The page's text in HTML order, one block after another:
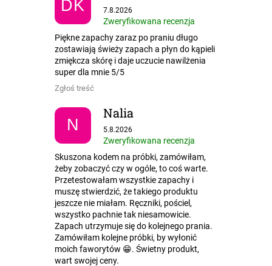
DK Ocena sklepu to 5 na 5 gwiazdek.
7.8.2026
Zweryfikowana recenzja
Piękne zapachy zaraz po praniu długo
zostawiają świeży zapach a płyn do kąpieli
zmiękcza skórę i daje uczucie nawilżenia
super dla mnie 5/5
Zgłoś treść
N
Nalia
Ocena sklepu to 5 na 5 gwiazdek.
5.8.2026
Zweryfikowana recenzja
Skuszona kodem na próbki, zamówiłam,
żeby zobaczyć czy w ogóle, to coś warte.
Przetestowałam wszystkie zapachy i
muszę stwierdzić, że takiego produktu
jeszcze nie miałam. Ręczniki, pościel,
wszystko pachnie tak niesamowicie.
Zapach utrzymuje się do kolejnego prania.
Zamówiłam kolejne próbki, by wyłonić
moich faworytów 😁. Świetny produkt,
wart swojej ceny.